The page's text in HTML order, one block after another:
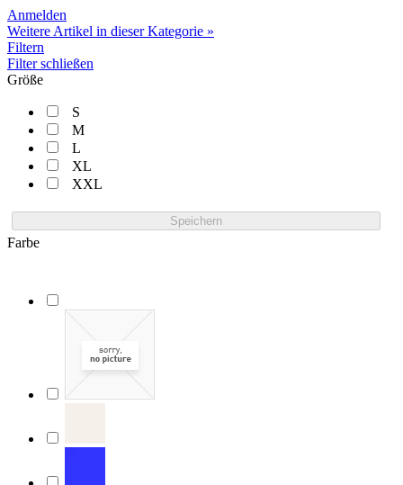
Anmelden
Weitere Artikel in dieser Kategorie »
Filtern
Filter schließen
Größe
S
M
L
XL
XXL
Speichern
Farbe